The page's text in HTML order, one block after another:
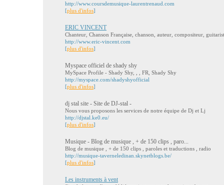
http://www.coursdemusique-laurentrenaud.com
[plus d'infos]
ERIC VINCENT
Chanteur, Chanson Française, chanson, auteur, compositeur,
http://www.eric-vincent.com
[plus d'infos]
Myspace officiel de shady shy
MySpace Profile - Shady Shy, , , FR, Shady Shy
http://myspace.com/shadyshyofficial
[plus d'infos]
dj stal site - Site de DJ-stal -
Nous vous proposons les services de notre équipe de Dj et Lj
http://djstal.ke0.eu/
[plus d'infos]
Musique - Blog de musique , + de 150 clips , paro...
Blog de musique , + de 150 clips , paroles et traductions , radio
http://musique-taverneledinan.skynetblogs.be/
[plus d'infos]
Les instruments à vent